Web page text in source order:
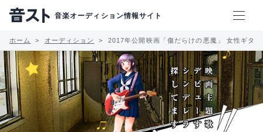
音楽オーディション情報サイト
ホーム オーディション 2017年公開映画「傷だらけの悪魔」 女性ギタ